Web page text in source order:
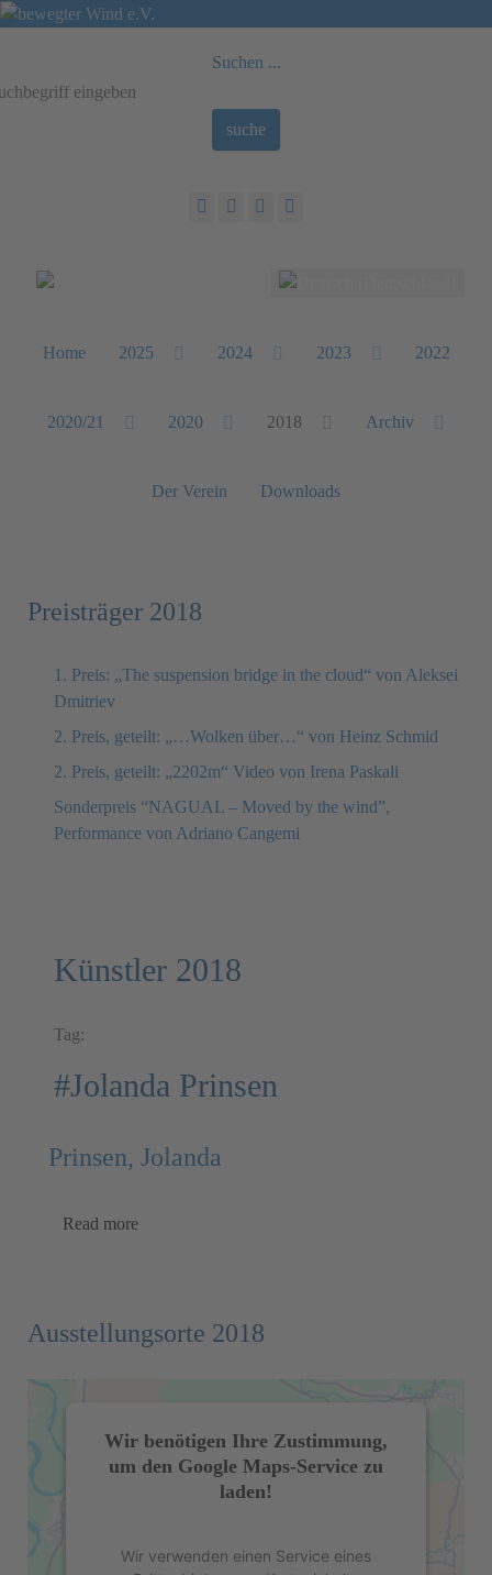
Suchen ...
suche
Sprache auswählen
Home 2025 2024 2023 2022
2020/21 2020 2018 Archiv
Der Verein Downloads
Preisträger 2018
1. Preis: „The suspension bridge in the cloud“ von Aleksei
Dmitriev
2. Preis, geteilt: „…Wolken über…“ von Heinz Schmid
2. Preis, geteilt: „2202m“ Video von Irena Paskali
Sonderpreis “NAGUAL – Moved by the wind”,
Performance von Adriano Cangemi
Künstler 2018
Tag:
#Jolanda Prinsen
Prinsen, Jolanda
Read more
Ausstellungsorte 2018
Wir benötigen Ihre Zustimmung,
um den Google Maps-Service zu
laden!
Wir verwenden einen Service eines